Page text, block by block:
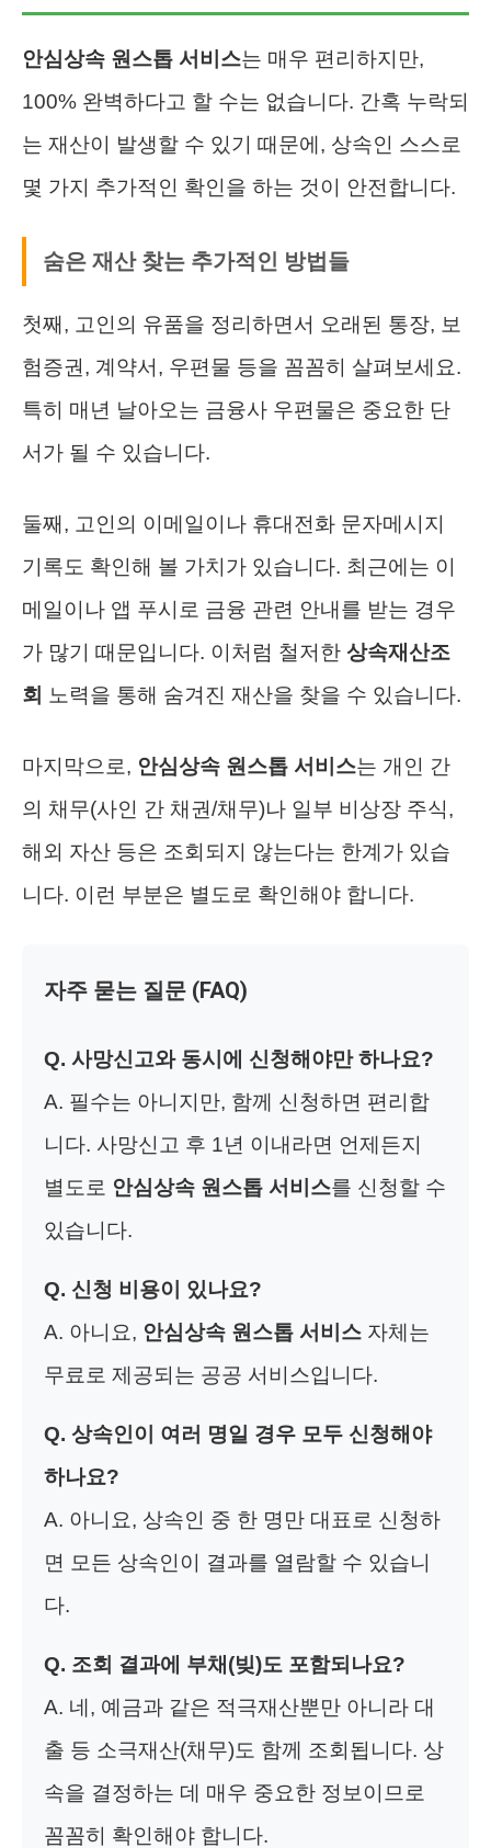
안심상속 원스톱 서비스는 매우 편리하지만,
100% 완벽하다고 할 수는 없습니다. 간혹 누락되
는 재산이 발생할 수 있기 때문에, 상속인 스스로
몇 가지 추가적인 확인을 하는 것이 안전합니다.
숨은 재산 찾는 추가적인 방법들
첫째, 고인의 유품을 정리하면서 오래된 통장, 보
험증권, 계약서, 우편물 등을 꼼꼼히 살펴보세요.
특히 매년 날아오는 금융사 우편물은 중요한 단
서가 될 수 있습니다.
둘째, 고인의 이메일이나 휴대전화 문자메시지
기록도 확인해 볼 가치가 있습니다. 최근에는 이
메일이나 앱 푸시로 금융 관련 안내를 받는 경우
가 많기 때문입니다. 이처럼 철저한 상속재산조
회 노력을 통해 숨겨진 재산을 찾을 수 있습니다.
마지막으로, 안심상속 원스톱 서비스는 개인 간
의 채무(사인 간 채권/채무)나 일부 비상장 주식,
해외 자산 등은 조회되지 않는다는 한계가 있습
니다. 이런 부분은 별도로 확인해야 합니다.
자주 묻는 질문 (FAQ)
Q. 사망신고와 동시에 신청해야만 하나요?
A. 필수는 아니지만, 함께 신청하면 편리합
니다. 사망신고 후 1년 이내라면 언제든지
별도로 안심상속 원스톱 서비스를 신청할 수
있습니다.
Q. 신청 비용이 있나요?
A. 아니요, 안심상속 원스톱 서비스 자체는
무료로 제공되는 공공 서비스입니다.
Q. 상속인이 여러 명일 경우 모두 신청해야
하나요?
A. 아니요, 상속인 중 한 명만 대표로 신청하
면 모든 상속인이 결과를 열람할 수 있습니
다.
Q. 조회 결과에 부채(빚)도 포함되나요?
A. 네, 예금과 같은 적극재산뿐만 아니라 대
출 등 소극재산(채무)도 함께 조회됩니다. 상
속을 결정하는 데 매우 중요한 정보이므로
꼼꼼히 확인해야 합니다.